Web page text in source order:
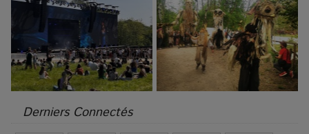
Derniers Connectés